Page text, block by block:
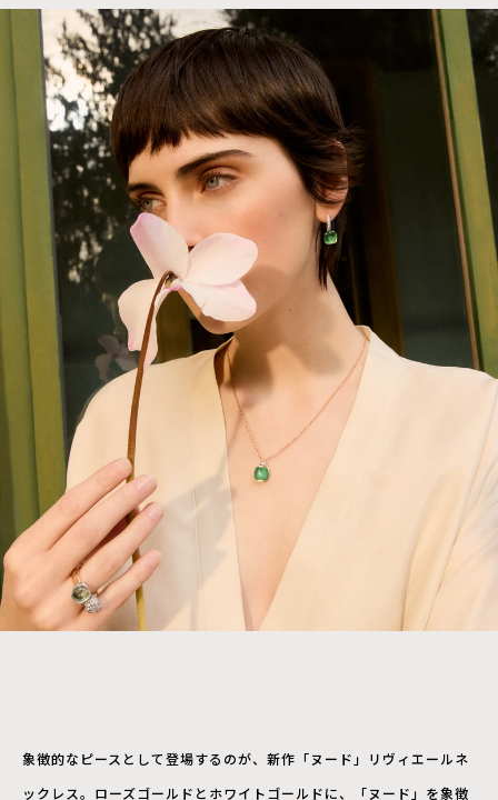
象徴的なピースとして登場するのが、新作「ヌード」リヴィエールネ
ックレス。ローズゴールドとホワイトゴールドに、「ヌード」を象徴